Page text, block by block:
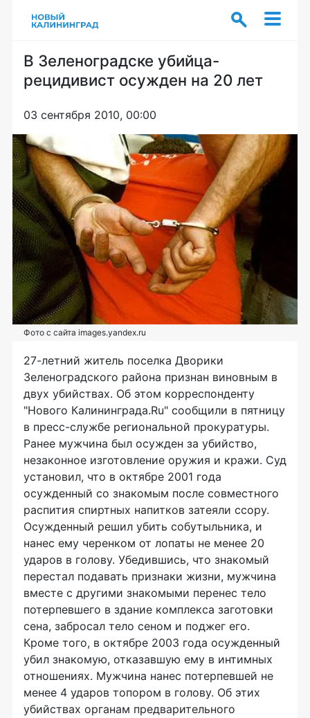
В Зеленоградске убийца-
рецидивист осужден на 20 лет
03 сентября 2010, 00:00
Фото с сайта images.yandex.ru
27-летний житель поселка Дворики
Зеленоградского района признан виновным в
двух убийствах. Об этом корреспонденту
"Нового Калининграда.Ru" сообщили в пятницу
в пресс-службе региональной прокуратуры.
Ранее мужчина был осужден за убийство,
незаконное изготовление оружия и кражи. Суд
установил, что в октябре 2001 года
осужденный со знакомым после совместного
распития спиртных напитков затеяли ссору.
Осужденный решил убить собутыльника, и
нанес ему черенком от лопаты не менее 20
ударов в голову. Убедившись, что знакомый
перестал подавать признаки жизни, мужчина
вместе с другими знакомыми перенес тело
потерпевшего в здание комплекса заготовки
сена, забросал тело сеном и поджег его.
Кроме того, в октябре 2003 года осужденный
убил знакомую, отказавшую ему в интимных
отношениях. Мужчина нанес потерпевшей не
менее 4 ударов топором в голову. Об этих
убийствах органам предварительного